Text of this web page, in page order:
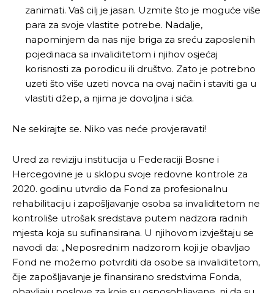
zanimati. Vaš cilj je jasan. Uzmite što je moguće više
para za svoje vlastite potrebe. Nadalje,
napominjem da nas nije briga za sreću zaposlenih
pojedinaca sa invaliditetom i njihov osjećaj
korisnosti za porodicu ili društvo. Zato je potrebno
uzeti što više uzeti novca na ovaj način i staviti ga u
vlastiti džep, a njima je dovoljna i sića.
Ne sekirajte se. Niko vas neće provjeravati!
Ured za reviziju institucija u Federaciji Bosne i
Hercegovine je u sklopu svoje redovne kontrole za
2020. godinu utvrdio da Fond za profesionalnu
rehabilitaciju i zapošljavanje osoba sa invaliditetom ne
kontroliše utrošak sredstava putem nadzora radnih
mjesta koja su sufinansirana. U njihovom izvještaju se
navodi da: „Neposrednim nadzorom koji je obavljao
Fond ne možemo potvrditi da osobe sa invaliditetom,
čije zapošljavanje je finansirano sredstvima Fonda,